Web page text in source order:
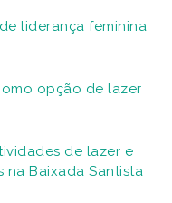
liderança feminina
opção de lazer
de lazer e
Baixada Santista